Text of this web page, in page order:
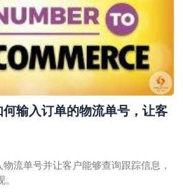
输入订单的物流单号，让客
流单号并让客户能够查询跟踪信息，